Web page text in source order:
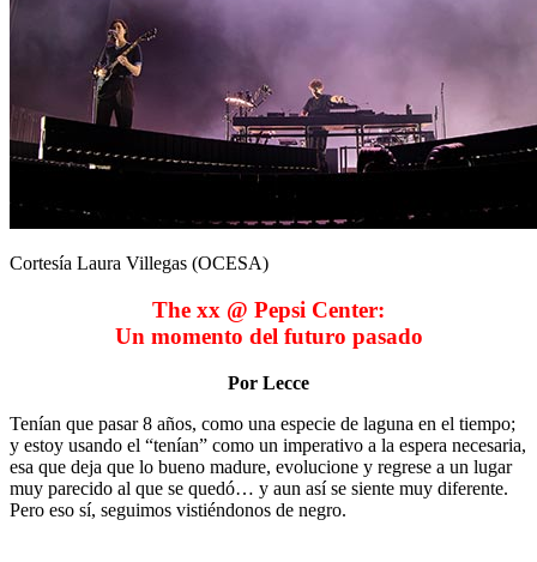
Cortesía Laura Villegas (OCESA)
The xx @ Pepsi Center:
Un momento del futuro pasado
Por Lecce
Tenían que pasar 8 años, como una especie de laguna en el tiempo;
y estoy usando el “tenían” como un imperativo a la espera necesaria,
esa que deja que lo bueno madure, evolucione y regrese a un lugar
muy parecido al que se quedó… y aun así se siente muy diferente.
Pero eso sí, seguimos vistiéndonos de negro.